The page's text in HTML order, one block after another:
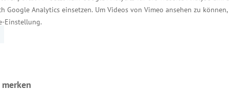
Google Analytics einsetzen. Um Videos von Vimeo ansehen zu
Einstellung.
mit den Schwerpunkten Onkologie und
ist ein Premiuminvestitionsstandort“, so
2023